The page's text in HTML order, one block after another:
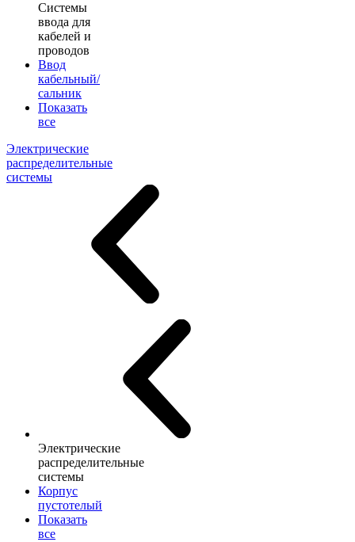
Системы
ввода для
кабелей и
проводов
Ввод
кабельный/
сальник
Показать
все
Электрические
распределительные
системы
Электрические
распределительные
системы
Корпус
пустотелый
Показать
все